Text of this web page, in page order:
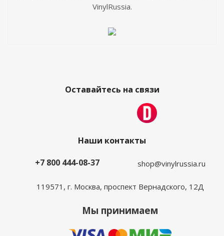
VinylRussia.
Оставайтесь на связи
Наши контакты
+7 800 444-08-37
shop@vinylrussia.ru
119571, г. Москва, проспект Вернадского, 12Д
Мы принимаем